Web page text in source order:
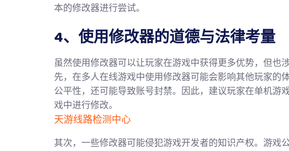
本的修改器进行尝试。
4、使用修改器的道德与法律考量
虽然使用修改器可以让玩家在游戏中获得更多优势，但也
先，在多人在线游戏中使用修改器可能会影响其他玩家的
公平性，还可能导致账号封禁。因此，建议玩家在单机游
戏中进行修改。
天游线路检测中心
其次，一些修改器可能侵犯游戏开发者的知识产权。游戏